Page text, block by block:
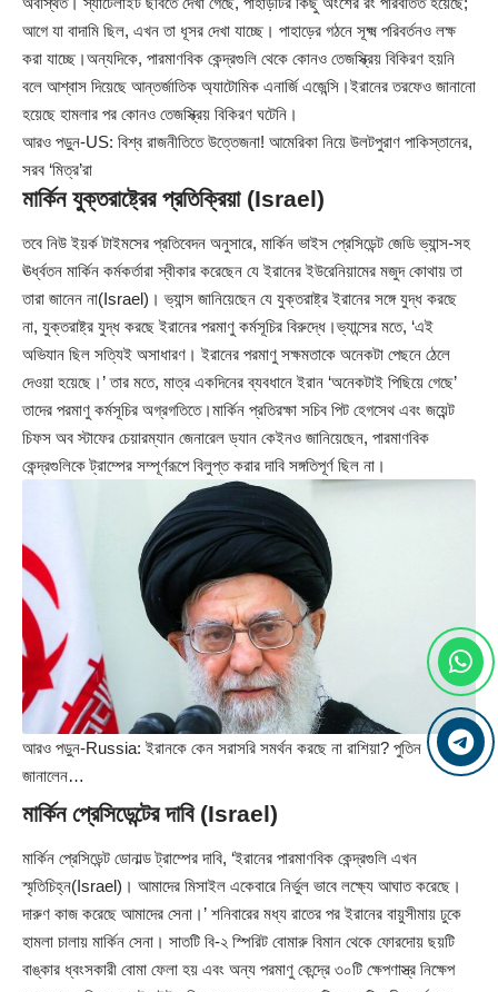
আগে যা বাদামি ছিল, এখন তা ধূসর দেখা যাচ্ছে। পাহাড়ের গঠনে সূক্ষ্ম পরিবর্তনও লক্ষ
করা যাচ্ছে।অন্যদিকে, পারমাণবিক কেন্দ্রগুলি থেকে কোনও তেজস্ক্রিয় বিকিরণ হয়নি
বলে আশ্বাস দিয়েছে আন্তর্জাতিক অ্যাটোমিক এনার্জি এজেন্সি।ইরানের তরফেও জানানো
হয়েছে হামলার পর কোনও তেজস্ক্রিয় বিকিরণ ঘটেনি।
আরও পড়ুন-US: বিশ্ব রাজনীতিতে উত্তেজনা! আমেরিকা নিয়ে উলটপুরাণ পাকিস্তানের,
সরব ‘মিত্র’রা
মার্কিন যুক্তরাষ্ট্রের প্রতিক্রিয়া (Israel)
তবে নিউ ইয়র্ক টাইমসের প্রতিবেদন অনুসারে, মার্কিন ভাইস প্রেসিডেন্ট জেডি ভ্যান্স-সহ
ঊর্ধ্বতন মার্কিন কর্মকর্তারা স্বীকার করেছেন যে ইরানের ইউরেনিয়ামের মজুদ কোথায় তা
তারা জানেন না(Israel)। ভ্যান্স জানিয়েছেন যে যুক্তরাষ্ট্র ইরানের সঙ্গে যুদ্ধ করছে
না, যুক্তরাষ্ট্র যুদ্ধ করছে ইরানের পরমাণু কর্মসূচির বিরুদ্ধে।ভ্যান্সের মতে, ‘এই
অভিযান ছিল সত্যিই অসাধারণ। ইরানের পরমাণু সক্ষমতাকে অনেকটা পেছনে ঠেলে
দেওয়া হয়েছে।’ তার মতে, মাত্র একদিনের ব্যবধানে ইরান ‘অনেকটাই পিছিয়ে গেছে’
তাদের পরমাণু কর্মসূচির অগ্রগতিতে।মার্কিন প্রতিরক্ষা সচিব পিট হেগসেথ এবং জয়েন্ট
চিফস অব স্টাফের চেয়ারম্যান জেনারেল ড্যান কেইনও জানিয়েছেন, পারমাণবিক
কেন্দ্রগুলিকে ট্রাম্পের সম্পূর্ণরূপে বিলুপ্ত করার দাবি সঙ্গতিপূর্ণ ছিল না।
আরও পড়ুন-Russia: ইরানকে কেন সরাসরি সমর্থন করছে না রাশিয়া? পুতিন
জানালেন…
মার্কিন প্রেসিডেন্টের দাবি (Israel)
মার্কিন প্রেসিডেন্ট ডোনাল্ড ট্রাম্পের দাবি, ‘ইরানের পারমাণবিক কেন্দ্রগুলি এখন
স্মৃতিচিহ্ন(Israel)। আমাদের মিসাইল একেবারে নির্ভুল ভাবে লক্ষ্যে আঘাত করেছে।
দারুণ কাজ করেছে আমাদের সেনা।’ শনিবারের মধ্য রাতের পর ইরানের বায়ুসীমায় ঢুকে
হামলা চালায় মার্কিন সেনা। সাতটি বি-২ স্পিরিট বোমারু বিমান থেকে ফোরদোয় ছয়টি
বাঙ্কার ধ্বংসকারী বোমা ফেলা হয় এবং অন্য পরমাণু কেন্দ্রে ৩০টি ক্ষেপণাস্ত্র নিক্ষেপ